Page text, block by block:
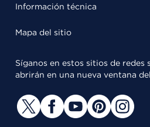
Información técnica
Mapa del sitio
Síganos en estos sitios de redes
abrirán en una nueva ventana